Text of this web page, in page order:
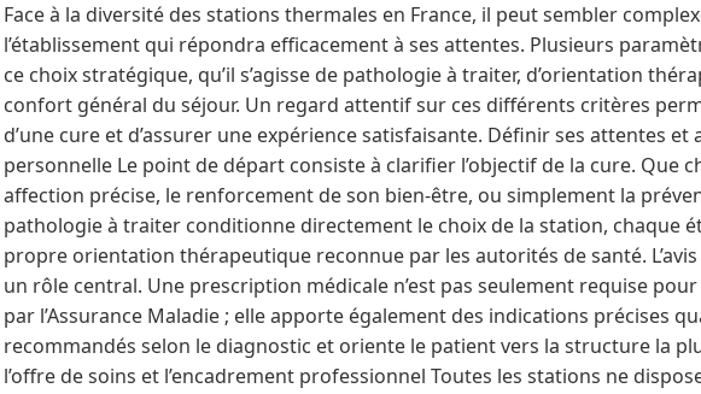
Face à la diversité des stations thermales en France, il peut sembler
l’établissement qui répondra efficacement à ses attentes. Plusieurs
ce choix stratégique, qu’il s’agisse de pathologie à traiter, d’orientation
confort général du séjour. Un regard attentif sur ces différents critères
d’une cure et d’assurer une expérience satisfaisante. Définir ses attentes et
personnelle Le point de départ consiste à clarifier l’objectif de la cure. Que
affection précise, le renforcement de son bien-être, ou simplement la
pathologie à traiter conditionne directement le choix de la station, chaque
propre orientation thérapeutique reconnue par les autorités de santé.
un rôle central. Une prescription médicale n’est pas seulement requise
par l’Assurance Maladie ; elle apporte également des indications précises
recommandés selon le diagnostic et oriente le patient vers la structure la
l’offre de soins et l’encadrement professionnel Toutes les stations ne